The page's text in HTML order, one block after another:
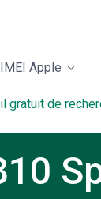
Apple
gratuit de